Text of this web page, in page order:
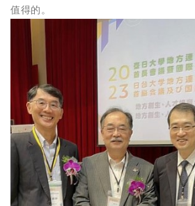
值得的。